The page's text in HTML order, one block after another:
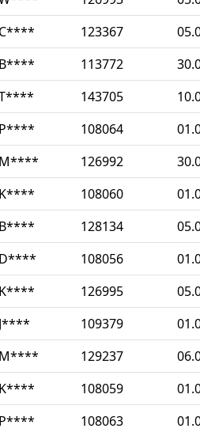
C**** 123367
B**** 113772
143705
P**** 108064
M**** 126992
K**** 108060
B**** 128134
D**** 108056
K**** 126995
J**** 109379
M**** 129237
K**** 108059
P**** 108063